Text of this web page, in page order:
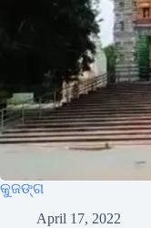
କୁଜଙ୍ଗ
April 17, 2022